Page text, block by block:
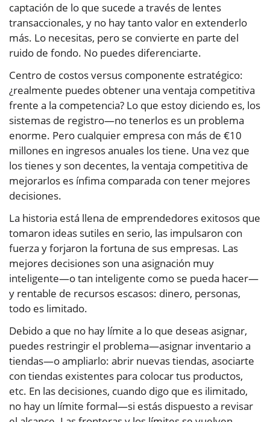
captación de lo que sucede a través de lentes
transaccionales, y no hay tanto valor en extenderlo
más. Lo necesitas, pero se convierte en parte del
ruido de fondo. No puedes diferenciarte.
Centro de costos versus componente estratégico:
¿realmente puedes obtener una ventaja competitiva
frente a la competencia? Lo que estoy diciendo es, los
sistemas de registro—no tenerlos es un problema
enorme. Pero cualquier empresa con más de €10
millones en ingresos anuales los tiene. Una vez que
los tienes y son decentes, la ventaja competitiva de
mejorarlos es ínfima comparada con tener mejores
decisiones.
La historia está llena de emprendedores exitosos que
tomaron ideas sutiles en serio, las impulsaron con
fuerza y forjaron la fortuna de sus empresas. Las
mejores decisiones son una asignación muy
inteligente—o tan inteligente como se pueda hacer—
y rentable de recursos escasos: dinero, personas,
todo es limitado.
Debido a que no hay límite a lo que deseas asignar,
puedes restringir el problema—asignar inventario a
tiendas—o ampliarlo: abrir nuevas tiendas, asociarte
con tiendas existentes para colocar tus productos,
etc. En las decisiones, cuando digo que es ilimitado,
no hay un límite formal—si estás dispuesto a revisar